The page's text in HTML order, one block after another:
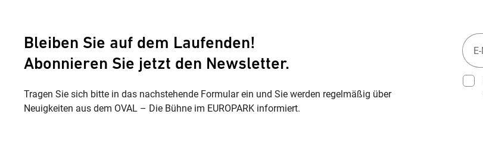
Bleiben Sie auf dem Laufenden!
Abonnieren Sie jetzt den Newsletter.
Tragen Sie sich bitte in das nachstehende Formular ein und Sie werden regelmäßig über
Neuigkeiten aus dem OVAL – Die Bühne im EUROPARK informiert.